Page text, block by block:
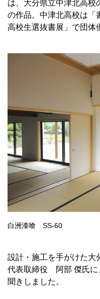
は、大分県立中津北高校
の作品。中津北高校は「
高校生選抜書展」で団体
白洲漆喰 SS-60
設計・施工を手がけた
代表取締役 阿部 傑氏に
聞きしました。